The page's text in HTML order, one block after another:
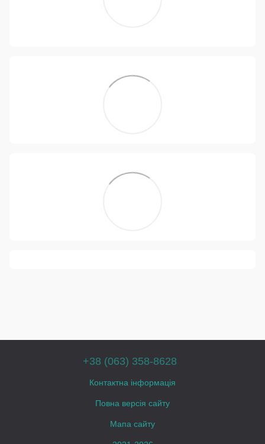
+38 (063) 358-8628
Контактна інформація
Повна версія сайту
Мапа сайту